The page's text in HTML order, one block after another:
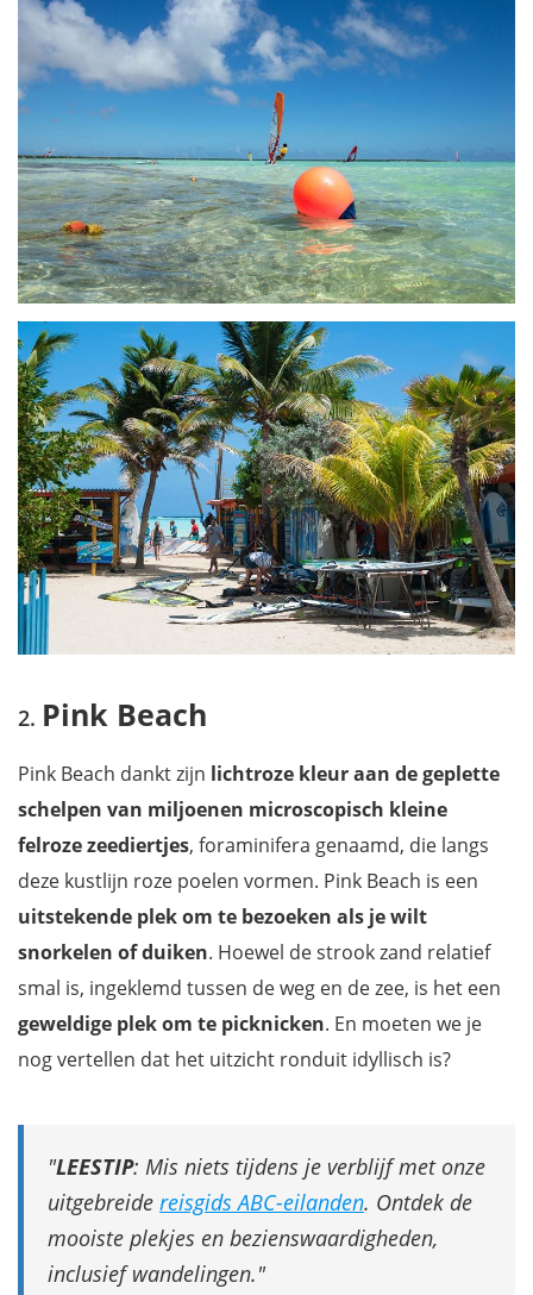
Pink Beach
Pink Beach dankt zijn lichtroze kleur aan de geplette
schelpen van miljoenen microscopisch kleine
felroze zeediertjes, foraminifera genaamd, die langs
deze kustlijn roze poelen vormen. Pink Beach is een
uitstekende plek om te bezoeken als je wilt
snorkelen of duiken. Hoewel de strook zand relatief
smal is, ingeklemd tussen de weg en de zee, is het een
geweldige plek om te picknicken. En moeten we je
nog vertellen dat het uitzicht ronduit idyllisch is?
LEESTIP: Mis niets tijdens je verblijf met onze
uitgebreide reisgids ABC-eilanden. Ontdek de
mooiste plekjes en bezienswaardigheden,
inclusief wandelingen.